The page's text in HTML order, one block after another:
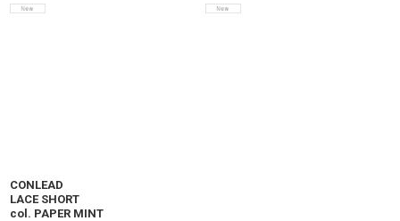
CONLEAD
LACE SHORT
col. PAPER MINT